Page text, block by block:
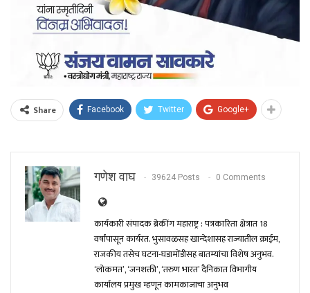
Share Facebook Twitter Google+
गणेश वाघ 39624 Posts 0 Comments
कार्यकारी संपादक ब्रेकींग महाराष्ट्र : पत्रकारिता क्षेत्रात 18
वर्षांपासून कार्यरत. भुसावळसह खान्देशासह राज्यातील क्राईम,
राजकीय तसेच घटना-घडामोंडीसह बातम्यांचा विशेष अनुभव.
‘लोकमत’, ‘जनशक्ती’, ‘तरुण भारत’ दैनिकात विभागीय
कार्यालय प्रमुख म्हणून कामकाजाचा अनुभव